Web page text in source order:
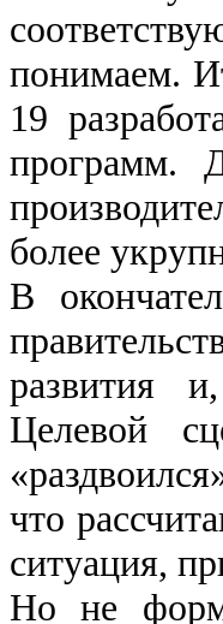
понимаем.
19
программ.
более
В
развития
Целевой
что
ситуация,
Но не